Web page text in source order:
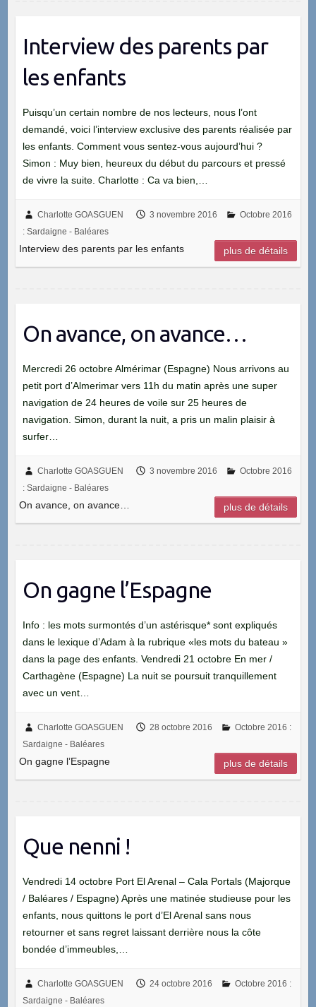
Interview des parents par
les enfants
Puisqu’un certain nombre de nos lecteurs, nous l’ont
demandé, voici l’interview exclusive des parents réalisée par
les enfants. Comment vous sentez-vous aujourd’hui ?
Simon : Muy bien, heureux du début du parcours et pressé
de vivre la suite. Charlotte : Ca va bien,…
Charlotte GOASGUEN 3 novembre 2016
Octobre 2016
: Sardaigne - Baléares
Interview des parents par les enfants plus de détails
On avance, on avance…
Mercredi 26 octobre Almérimar (Espagne) Nous arrivons au
petit port d’Almerimar vers 11h du matin après une super
navigation de 24 heures de voile sur 25 heures de
navigation. Simon, durant la nuit, a pris un malin plaisir à
surfer…
Charlotte GOASGUEN 3 novembre 2016
Octobre 2016
: Sardaigne - Baléares
On avance, on avance… plus de détails
On gagne l’Espagne
Info : les mots surmontés d’un astérisque* sont expliqués
dans le lexique d’Adam à la rubrique «les mots du bateau »
dans la page des enfants. Vendredi 21 octobre En mer /
Carthagène (Espagne) La nuit se poursuit tranquillement
avec un vent…
Charlotte GOASGUEN 28 octobre 2016
Octobre 2016 :
Sardaigne - Baléares
On gagne l’Espagne plus de détails
Que nenni !
Vendredi 14 octobre Port El Arenal – Cala Portals (Majorque
/ Baléares / Espagne) Après une matinée studieuse pour les
enfants, nous quittons le port d’El Arenal sans nous
retourner et sans regret laissant derrière nous la côte
bondée d’immeubles,…
Charlotte GOASGUEN 24 octobre 2016
Octobre 2016 :
Sardaigne - Baléares